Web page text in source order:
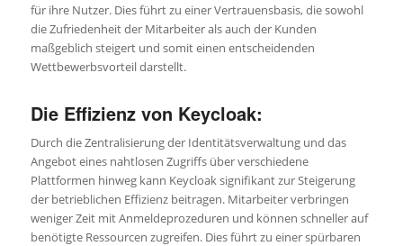
für ihre Nutzer. Dies führt zu einer Vertrauensbasis, die sowohl
die Zufriedenheit der Mitarbeiter als auch der Kunden
maßgeblich steigert und somit einen entscheidenden
Wettbewerbsvorteil darstellt.
Die Effizienz von Keycloak:
Durch die Zentralisierung der Identitätsverwaltung und das
Angebot eines nahtlosen Zugriffs über verschiedene
Plattformen hinweg kann Keycloak signifikant zur Steigerung
der betrieblichen Effizienz beitragen. Mitarbeiter verbringen
weniger Zeit mit Anmeldeprozeduren und können schneller auf
benötigte Ressourcen zugreifen. Dies führt zu einer spürbaren